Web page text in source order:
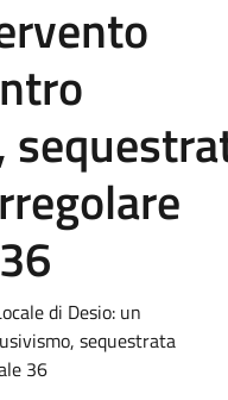
di Desio: un
sequestrata
36